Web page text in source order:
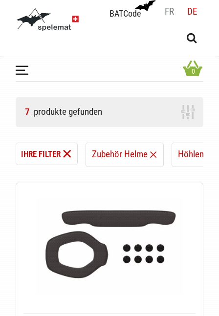
BATCode FR DE
BATCode
OK
0
7 produkte gefunden
IHRE FILTER Zubehör Helme